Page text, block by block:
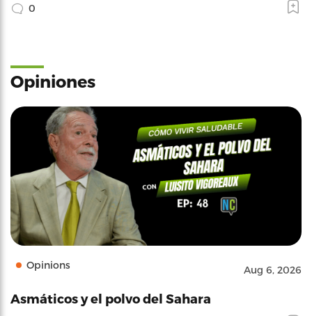
0
Opiniones
Opinions Aug 6, 2026
Asmáticos y el polvo del Sahara